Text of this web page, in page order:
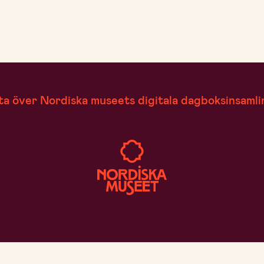
över Nordiska museets digitala